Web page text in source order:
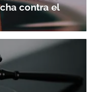
contra el